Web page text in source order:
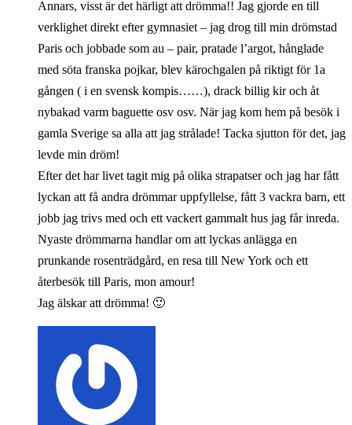
Annars, visst är det härligt att drömma!! Jag gjorde en till
verklighet direkt efter gymnasiet – jag drog till min drömstad
Paris och jobbade som au – pair, pratade l’argot, hånglade
med söta franska pojkar, blev kärochgalen på riktigt för 1a
gången ( i en svensk kompis……), drack billig kir och åt
nybakad varm baguette osv osv. När jag kom hem på besök i
gamla Sverige sa alla att jag strålade! Tacka sjutton för det, jag
levde min dröm!
Efter det har livet tagit mig på olika strapatser och jag har fått
lyckan att få andra drömmar uppfyllelse, fått 3 vackra barn, ett
jobb jag trivs med och ett vackert gammalt hus jag får inreda.
Nyaste drömmarna handlar om att lyckas anlägga en
prunkande rosenträdgård, en resa till New York och ett
återbesök till Paris, mon amour!
Jag älskar att drömma! 🙂